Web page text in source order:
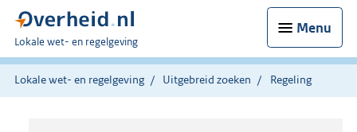
Menu
U
bent
hier:
Lokale wet- en regelgeving
Lokale wet- en regelgeving Uitgebreid zoeken Regeling